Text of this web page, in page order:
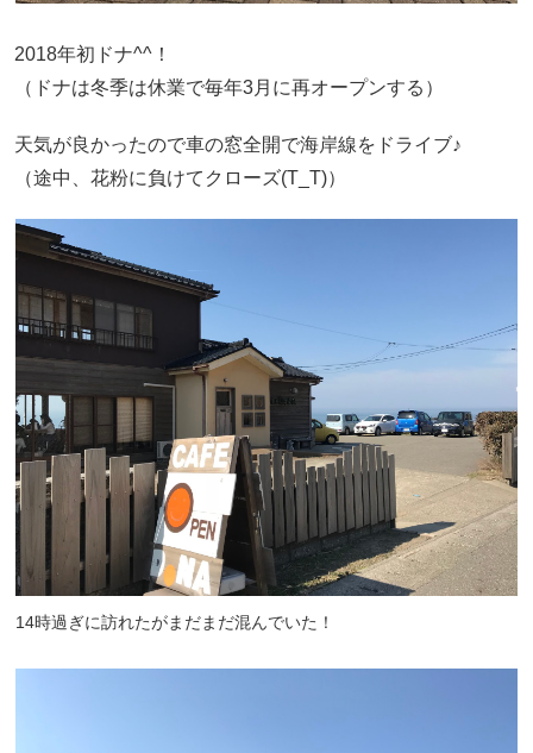
2018年初ドナ^^！
（ドナは冬季は休業で毎年3月に再オープンする）
天気が良かったので車の窓全開で海岸線をドライブ♪
（途中、花粉に負けてクローズ(T_T)）
14時過ぎに訪れたがまだまだ混んでいた！